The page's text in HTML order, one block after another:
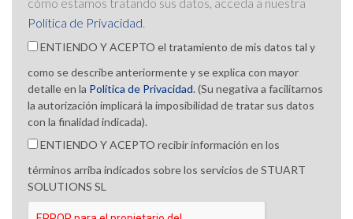
cómo estamos tratando sus datos, acceda a nuestra
Política de Privacidad.
ENTIENDO Y ACEPTO el tratamiento de mis datos tal y
como se describe anteriormente y se explica con mayor
detalle en la Política de Privacidad. (Su negativa a facilitarnos
la autorización implicará la imposibilidad de tratar sus datos
con la finalidad indicada).
ENTIENDO Y ACEPTO recibir información en los
términos arriba indicados sobre los servicios de STUART
SOLUTIONS SL